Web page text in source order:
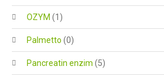
OZYM (1)
Palmetto (0)
Pancreatin enzim (5)